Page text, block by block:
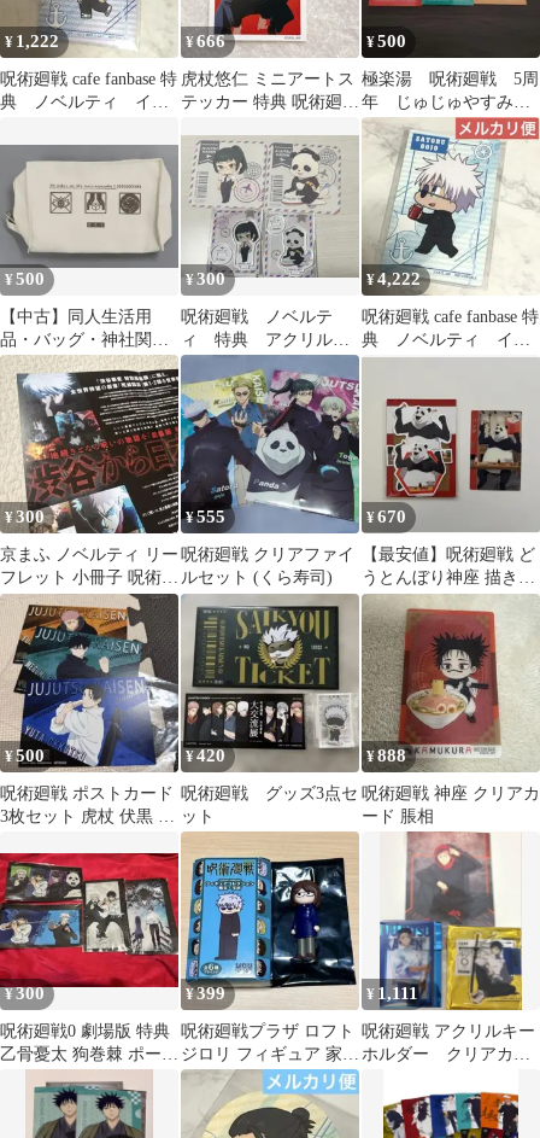
¥ 1,222
呪術廻戦 cafe fanbase 特
典 ノベルティ イラ
¥666
虎杖悠仁 ミニアートス
テッカー 特典 呪術廻戦
ー
¥500
極楽湯 呪術廻戦 5周
年 じゅじゅやすみ
ノベルティー
¥500
【中古】同人生活用
品・バッグ・神社関連
【呪術廻戦】スクエア
ポーチ 白ver(サトイモ)
2021.12/OCT
¥300
呪術廻戦 ノベルテ
ィ 特典 アクリルス
タンド まとめ売り
コスモワールド 羽田
¥4,222
呪術廻戦 cafe fanbase 特
典 ノベルティ イラ
ストカード 五条 悟
¥300
京まふ ノベルティ リー
フレット 小冊子 呪術廻
戦
¥555
呪術廻戦 クリアファイ
ルセット (くら寿司)
¥670
【最安値】呪術廻戦 ど
うとんぼり神座 描き下
ろしダイカットステッ
カー&ノベルティ
¥500
呪術廻戦 ポストカード
3枚セット 虎杖 伏黒 乙
¥420
呪術廻戦 グッズ3点セ
ット
¥888
呪術廻戦 神座 クリアカ
ード 脹相
¥300
呪術廻戦0 劇場版 特典
乙骨憂太 狗巻棘 ポーチ
¥399
呪術廻戦プラザ ロフト
ジロリ フィギュア 家入
硝子 懐玉・玉折
¥ 1,111
呪術廻戦 アクリルキー
ホルダー クリアカー